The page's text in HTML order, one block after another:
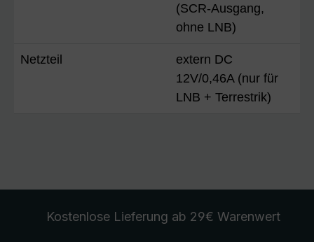
(SCR-Ausgang,
ohne LNB)
Netzteil
extern DC
12V/0,46A (nur für
LNB + Terrestrik)
Kostenlose Lieferung ab 29€ Warenwert